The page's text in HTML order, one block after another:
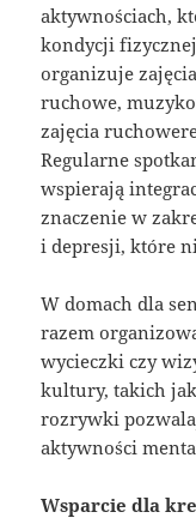
aktywnościach,
kondycji
organizuje
ruchowe,
zajęcia
Regularne
wspierają
znaczenie w
i depresji, które
W domach dla
razem
wycieczki czy
kultury, takich
rozrywki
aktywności
Wsparcie dla